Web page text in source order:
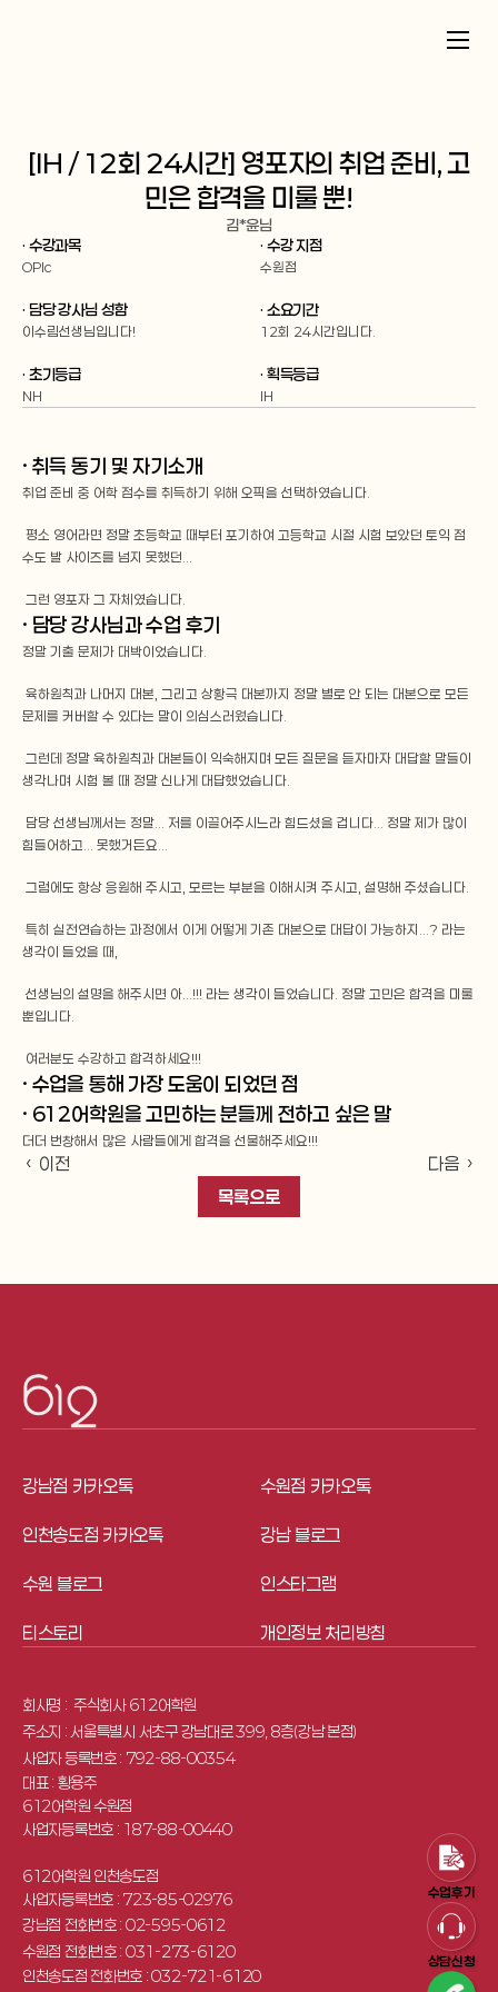
[IH / 12회 24시간] 영포자의 취업 준비, 고
민은 합격을 미룰 뿐!
김*윤님
· 수강과목
OPIc
· 수강 지점
수원점
· 담당 강사님 성함
이수림선생님입니다!
· 소요기간
12회 24시간입니다.
· 초기등급
NH
· 획득등급
IH
· 취득 동기 및 자기소개
취업 준비 중 어학 점수를 취득하기 위해 오픽을 선택하였습니다.
수도 발 사이즈를 넘지 못했던...
그런 영포자 그 자체였습니다.
· 담당 강사님과 수업 후기
정말 기출 문제가 대박이었습니다.
문제를 커버할 수 있다는 말이 의심스러웠습니다.
생각나며 시험 볼 때 정말 신나게 대답했었습니다.
힘들어하고... 못했거든요...
그럼에도 항상 응원해 주시고, 모르는 부분을 이해시켜 주시고, 설명해 주셨습니다.
생각이 들었을 때,
뿐입니다.
여러분도 수강하고 합격하세요!!!
· 수업을 통해 가장 도움이 되었던 점
· 612어학원을 고민하는 분들께 전하고 싶은 말
더더 번창해서 많은 사람들에게 합격을 선물해주세요!!!
‹ 이전
다음 ›
목록으로
강남점 카카오톡 수원점 카카오톡
인천송도점 카카오톡 강남 블로그
수원 블로그 인스타그램
티스토리 개인정보 처리방침
회사명 : 주식회사 612어학원
주소지 : 서울특별시 서초구 강남대로 399, 8층(강남 본점)
사업자 등록번호 : 792-88-00354
대표 : 황용주
612어학원 수원점
사업자등록번호 : 187-88-00440
612어학원 인천송도점
사업자등록번호 : 723-85-02976
강남점 전화번호 : 02-595-0612
수원점 전화번호 : 031-273-6120
인천송도점 전화번호 : 032-721-6120
수업후기
상담신청